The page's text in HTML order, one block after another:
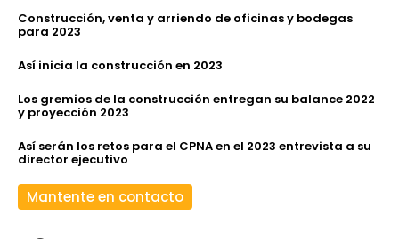
Construcción, venta y arriendo de oficinas y bodegas
para 2023
Así inicia la construcción en 2023
Los gremios de la construcción entregan su balance 2022
y proyección 2023
Así serán los retos para el CPNA en el 2023 entrevista a su
director ejecutivo
Mantente en contacto